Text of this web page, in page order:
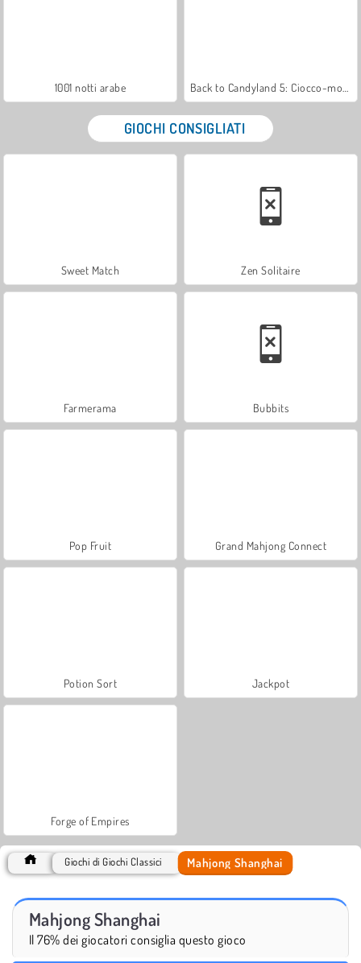
1001 notti arabe
GIOCHI CONSIGLIATI
Sweet Match Zen Solitaire
Farmerama Bubbits
Pop Fruit Grand Mahjong Connect
Potion Sort Jackpot
Forge of Empires
Giochi di Giochi Classici Mahjong Shanghai
Mahjong Shanghai
Il 76% dei giocatori consiglia questo gioco